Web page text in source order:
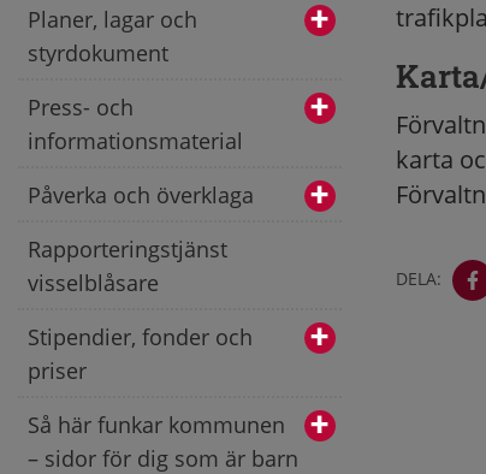
Planer, lagar och
styrdokument
Press- och
informationsmaterial
Påverka och överklaga
Rapporteringstjänst
visselblåsare
Stipendier, fonder och
priser
Så här funkar kommunen
– sidor för dig som är barn
karta
DELA: